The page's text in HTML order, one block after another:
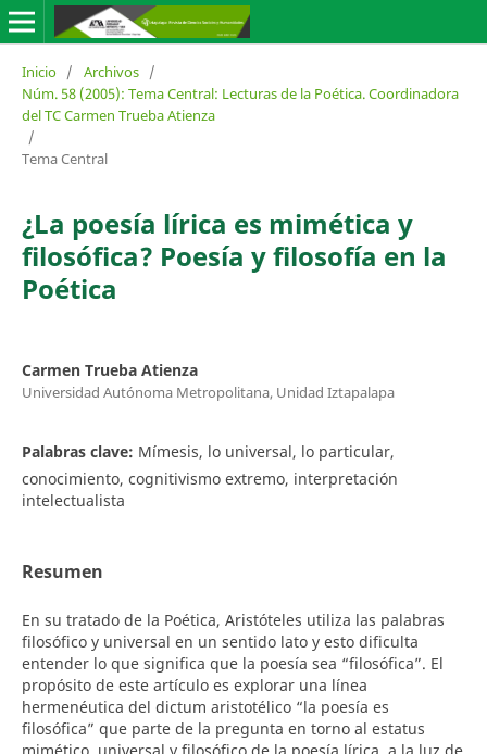
Inicio / Archivos /
Núm. 58 (2005): Tema Central: Lecturas de la Poética. Coordinadora
del TC Carmen Trueba Atienza
/
Tema Central
¿La poesía lírica es mimética y
filosófica? Poesía y filosofía en la
Poética
Carmen Trueba Atienza
Universidad Autónoma Metropolitana, Unidad Iztapalapa
Palabras clave: Mímesis, lo universal, lo particular,
conocimiento, cognitivismo extremo, interpretación
intelectualista
Resumen
En su tratado de la Poética, Aristóteles utiliza las palabras
filosófico y universal en un sentido lato y esto dificulta
entender lo que significa que la poesía sea “filosófica”. El
propósito de este artículo es explorar una línea
hermenéutica del dictum aristotélico “la poesía es
filosófica” que parte de la pregunta en torno al estatus